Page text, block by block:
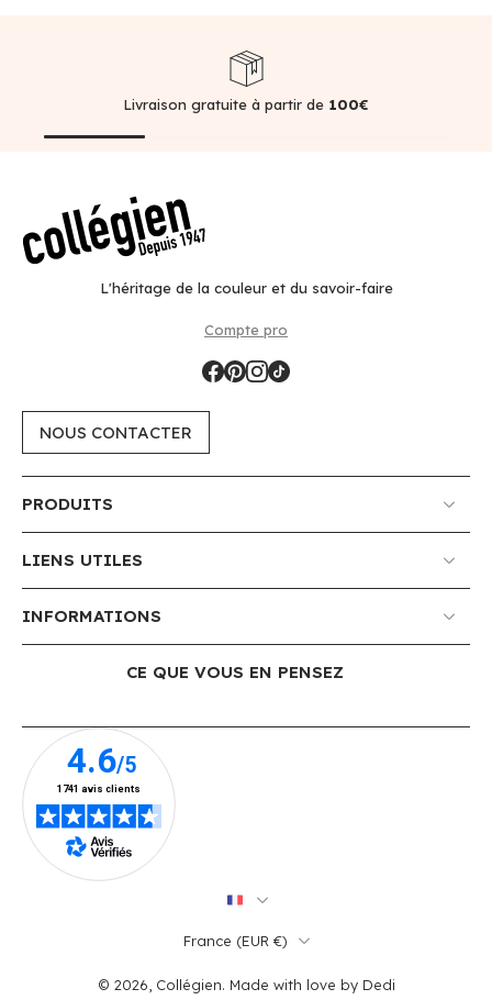
Livraison gratuite à partir de 100€
L'héritage de la couleur et du savoir-faire
Compte pro
NOUS CONTACTER
PRODUITS
LIENS UTILES
INFORMATIONS
CE QUE VOUS EN PENSEZ
France ‎(EUR €)‎
© 2026, Collégien. Made with love by Dedi